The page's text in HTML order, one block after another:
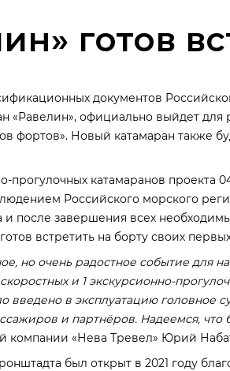
готов
документов
«Равелин», официально выйдет
фортов». Новый катамаран также
катамаранов проекта
Российского морского
и после завершения всех
встретить на борту своих
но очень радостное событие для
и 1 экскурсионно-
в эксплуатацию головное
и партнёров. Надеемся,
компании «Нева Тревел» Юрий
был открыт в 2021 году